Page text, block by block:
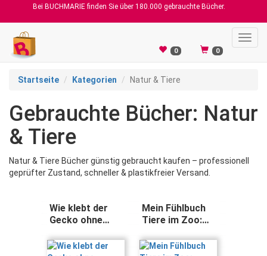
Bei BUCHMARIE finden Sie über 180.000 gebrauchte Bücher.
0 0
Startseite Kategorien Natur & Tiere
Gebrauchte Bücher: Natur
& Tiere
Natur & Tiere Bücher günstig gebraucht kaufen – professionell
geprüfter Zustand, schneller & plastikfreier Versand.
Wie klebt der
Gecko ohne
Verblüffende
Mein Fühlbuch
Tiere im Zoo:
Entdecken